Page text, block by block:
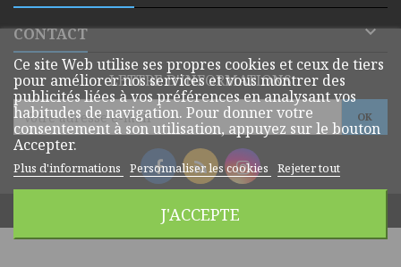
CONTACT 
Ce site Web utilise ses propres cookies et ceux de tiers
pour améliorer nos services et vous montrer des
publicités liées à vos préférences en analysant vos
habitudes de navigation. Pour donner votre
consentement à son utilisation, appuyez sur le bouton
Accepter.
Plus d'informations Personnaliser les cookies Rejeter tout
J'ACCEPTE
LETTRE D'INFORMATIONS
© Copyright 2026 Dmatik Webshop. All Rights Reserved.